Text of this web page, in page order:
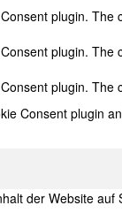
plugin.
plugin.
plugin.
Consent plugin
der Website